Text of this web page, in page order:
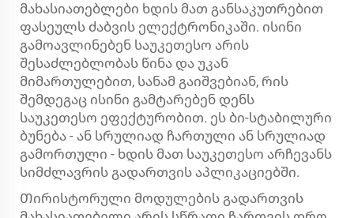
მახასიათებლები ხდის მათ განსაკუთრებით
ფასეულს ძაბვის ელექტრონიკაში. ისინი
გამოავლინებენ საუკეთესო არის
შესაძლებლობას წინა და უკან
მიმართულებით, სანამ გაიშვებიან, რის
შემდეგაც ისინი გამტარებენ დენს
საუკეთესო ეფექტურობით. ეს ბი-სტაბილური
ბუნება - ან სრულიად ჩართული ან სრულიად
გამორთული - ხდის მათ საუკეთესო არჩევანს
სიმძლავრის გადართვის აპლიკაციებში.
Თირისტორული მოდულების გადართვის